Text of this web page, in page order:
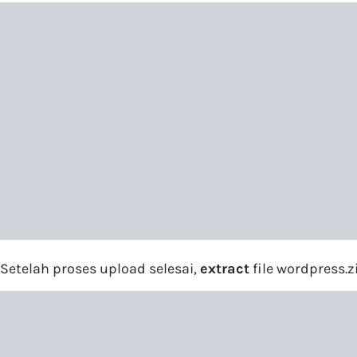
Setelah proses upload selesai,extract file